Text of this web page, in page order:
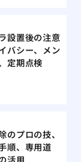
設置後の注意
バシー、メン
定期点検
のプロの技、
順、専用道
活用